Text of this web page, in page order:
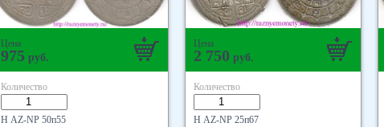
Цена
975 руб.
Количество
Н AZ-NP 50п55
Цена
2 750 руб.
Количество
Н AZ-NP 25п67